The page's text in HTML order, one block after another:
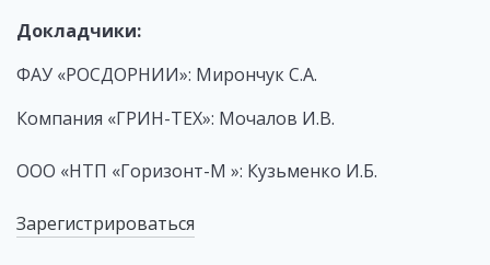
Докладчики:
ФАУ «РОСДОРНИИ»: Мирончук С.А.
Компания «ГРИН-ТЕХ»: Мочалов И.В.
ООО «НТП «Горизонт-М »: Кузьменко И.Б.
Зарегистрироваться